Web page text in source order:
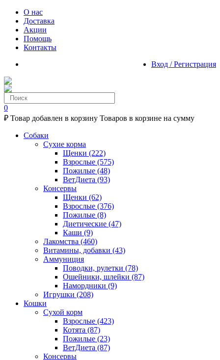
О нас
Доставка
Акции
Помощь
Контакты
Вход / Регистрация
0
₽ Товар добавлен в корзину Товаров в корзине на сумму
Собаки
Сухие корма
Щенки (222)
Взрослые (575)
Пожилые (48)
ВетДиета (93)
Консервы
Щенки (62)
Взрослые (376)
Пожилые (8)
Диетические (47)
Каши (9)
Лакомства (460)
Витамины, добавки (43)
Аммуниция
Поводки, рулетки (78)
Ошейники, шлейки (87)
Намордники (9)
Игрушки (208)
Кошки
Сухой корм
Взрослые (423)
Котята (87)
Пожилые (23)
ВетДиета (87)
Консервы